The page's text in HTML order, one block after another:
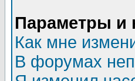
Параметры и
Как мне
В форумах